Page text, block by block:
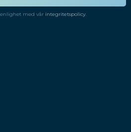
med vår integritetspolicy.